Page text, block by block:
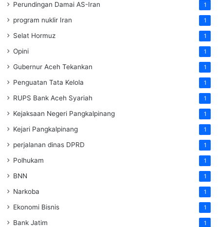
Perundingan Damai AS-Iran 1
program nuklir Iran 1
Selat Hormuz 1
Opini 1
Gubernur Aceh Tekankan 1
Penguatan Tata Kelola 1
RUPS Bank Aceh Syariah 1
Kejaksaan Negeri Pangkalpinang 1
Kejari Pangkalpinang 1
perjalanan dinas DPRD 1
Polhukam 1
BNN 1
Narkoba 1
Ekonomi Bisnis 1
Bank Jatim 1